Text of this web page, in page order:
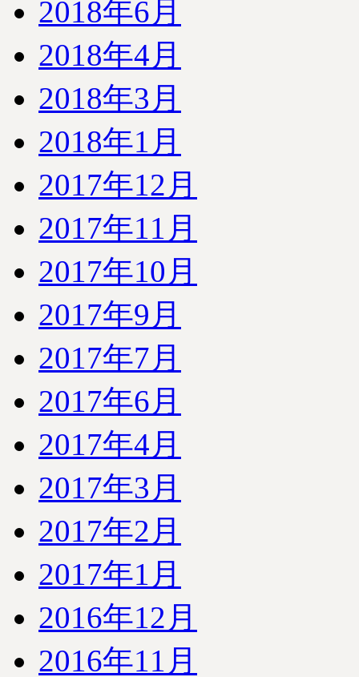
2018年6月
2018年4月
2018年3月
2018年1月
2017年12月
2017年11月
2017年10月
2017年9月
2017年7月
2017年6月
2017年4月
2017年3月
2017年2月
2017年1月
2016年12月
2016年11月